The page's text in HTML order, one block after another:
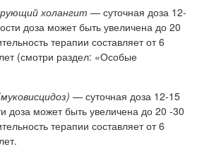
холангит — суточная доза 12-
доза может быть увеличена до 20
терапии составляет от 6
(смотри раздел: «Особые
— суточная доза 12-15
доза может быть увеличена до 20 -30
терапии составляет от 6